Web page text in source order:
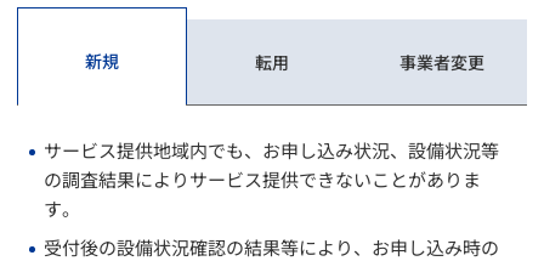
新規 転用 事業者変更
サービス提供地域内でも、お申し込み状況、設備状況等
の調査結果によりサービス提供できないことがありま
す。
受付後の設備状況確認の結果等により、お申し込み時の